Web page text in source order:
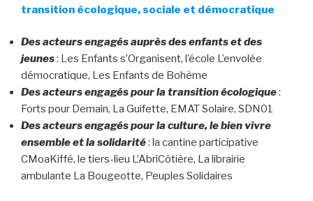
transition écologique, sociale et démocratique
Des acteurs engagés auprès des enfants et des
jeunes: Les Enfants s’Organisent, l’école L’envolée
démocratique, Les Enfants de Bohème
Des acteurs engagés pour la transition écologique:
Forts pour Demain, La Guifette, EMAT Solaire, SDN01
Des acteurs engagés pour la culture, le bien vivre
ensemble et la solidarité: la cantine participative
CMoaKiffé, le tiers-lieu L’AbriCôtière, La librairie
ambulante La Bougeotte, Peuples Solidaires